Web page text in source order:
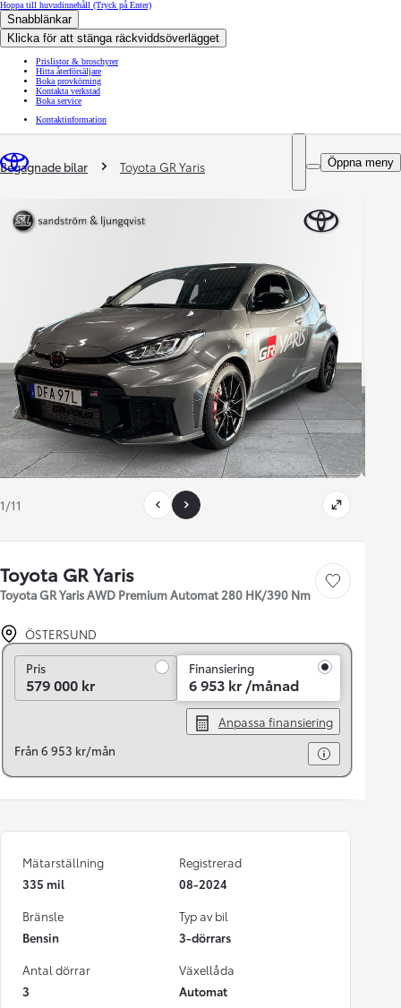
Hoppa till huvudinnehåll (Tryck på Enter)
Snabblänkar
Klicka för att stänga räckviddsöverlägget
Prislistor & broschyrer
Hitta återförsäljare
Boka provkörning
Kontakta verkstad
Boka service
Kontaktinformation
Öppna meny
You are here
Begagnade bilar Toyota GR Yaris
1/11
Toyota GR Yaris
Toyota GR Yaris AWD Premium Automat 280 HK/390 Nm
Save car
ÖSTERSUND
PrisPris
579 000 kr
Finansiering
6 953 kr /månad
Anpassa finansiering
Från 6 953 kr/mån
Mätarställning
335 mil
Registrerad
08-2024
Bränsle
Bensin
Typ av bil
3-dörrars
Antal dörrar
3
Växellåda
Automat